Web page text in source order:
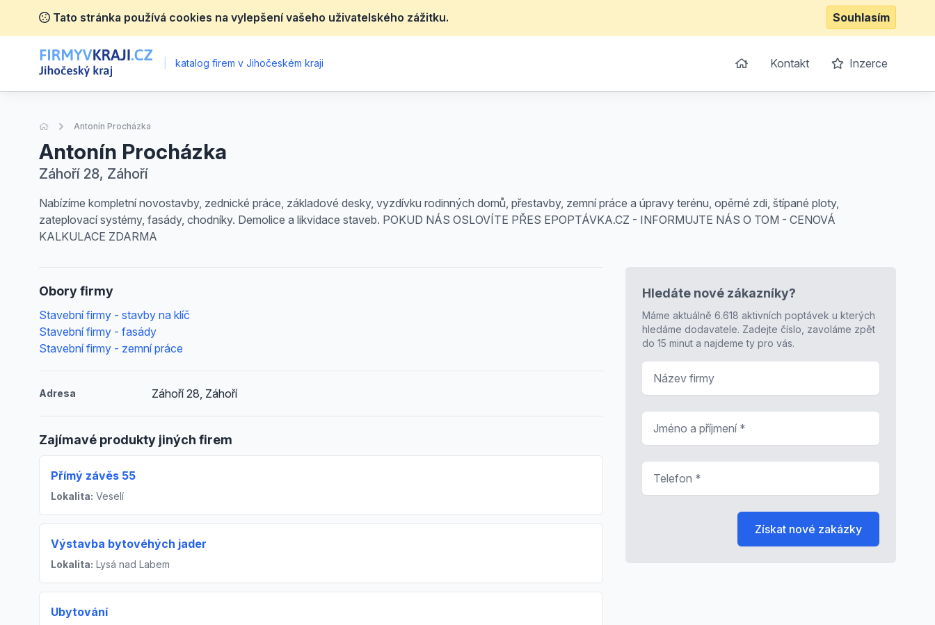
Tato stránka používá cookies na vylepšení vašeho uživatelského zážitku. Souhlasím
katalog firem v Jihočeském kraji Kontakt Inzerce
Úvodní stránka
Antonín Procházka
Antonín Procházka
Záhoří 28, Záhoří
Nabízíme kompletní novostavby, zednické práce, základové desky, vyzdívku rodinných domů, přestavby, zemní práce a úpravy terénu, opěrné zdi, štípané ploty,
zateplovací systémy, fasády, chodníky. Demolice a likvidace staveb. POKUD NÁS OSLOVÍTE PŘES EPOPTÁVKA.CZ - INFORMUJTE NÁS O TOM - CENOVÁ
KALKULACE ZDARMA
Obory firmy
Stavební firmy - stavby na klíč
Stavební firmy - fasády
Stavební firmy - zemní práce
Adresa Záhoří 28, Záhoří
Zajímavé produkty jiných firem
Přímý závěs 55
Lokalita: Veselí
Výstavba bytovéhých jader
Lokalita: Lysá nad Labem
Ubytování
Hledáte nové zákazníky?
Máme aktuálně 6.618 aktivních poptávek u kterých
hledáme dodavatele. Zadejte číslo, zavoláme zpět
do 15 minut a najdeme ty pro vás.
Získat nové zakázky